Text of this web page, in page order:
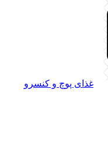
غذای پوچ و کنسرو